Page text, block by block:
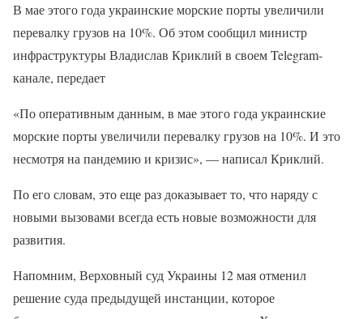
В мае этого года украинские морские порты увеличили
перевалку грузов на 10%. Об этом сообщил министр
инфраструктуры Владислав Криклий в своем Telegram-
канале, передает
«По оперативным данным, в мае этого года украинские
морские порты увеличили перевалку грузов на 10%. И это
несмотря на пандемию и кризис», — написал Криклий.
По его словам, это еще раз доказывает то, что наряду с
новыми вызовами всегда есть новые возможности для
развития.
Напомним, Верховный суд Украины 12 мая отменил
решение суда предыдущей инстанции, которое